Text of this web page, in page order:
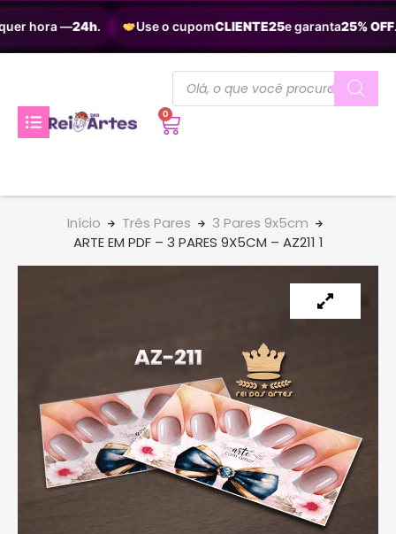
hora —24h. Use o cupomCLIENTE25e garanta25% OFF.
0
Início Três Pares
3 Pares 9x5cm
ARTE EM PDF – 3 PARES 9X5CM – AZ211 1